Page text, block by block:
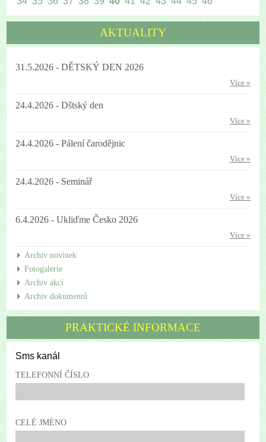
AKTUALITY
31.5.2026 - DĚTSKÝ DEN 2026
Více »
24.4.2026 - Dštský den
Více »
24.4.2026 - Pálení čarodějnic
Více »
24.4.2026 - Seminář
Více »
6.4.2026 - Ukliďme Česko 2026
Více »
Archiv novinek
Fotogalerie
Archiv akcí
Archiv dokumentů
PRAKTICKÉ INFORMACE
Sms kanál
TELEFONNÍ ČÍSLO
CELÉ JMÉNO